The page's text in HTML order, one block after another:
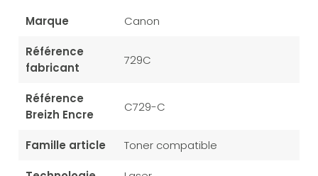
Marque Canon
Référence
fabricant
729C
Référence
Breizh Encre
C729-C
Famille article Toner compatible